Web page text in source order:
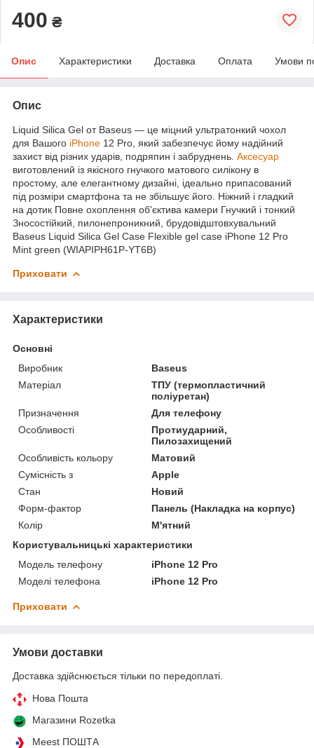
400 ₴
Опис Характеристики Доставка Оплата Умови
Опис
Liquid Silica Gel от Baseus — це міцний ультратонкий чохол
для Вашого iPhone 12 Pro, який забезпечує йому надійний
захист від різних ударів, подряпин і забруднень. Аксесуар
виготовлений із якісного гнучкого матового силікону в
простому, але елегантному дизайні, ідеально припасований
під розміри смартфона та не збільшує його. Ніжний і гладкий
на дотик Повне охоплення об'єктива камери Гнучкий і тонкий
Зносостійкий, пилонепроникний, брудовідштовхувальний
Baseus Liquid Silica Gel Case Flexible gel case iPhone 12 Pro
Mint green (WIAPIPH61P-YT6B)
Приховати
Характеристики
Основні
Виробник
Baseus
Матеріал
ТПУ (термопластичний
поліуретан)
Призначення
Для телефону
Особливості
Протиударний,
Пилозахищений
Особливість кольору
Матовий
Сумісність з
Apple
Стан
Новий
Форм-фактор
Панель (Накладка на корпус)
Колір
М'ятний
Користувальницькі характеристики
Модель телефону
iPhone 12 Pro
Моделі телефона
iPhone 12 Pro
Приховати
Умови доставки
Доставка здійснюється тільки по передоплаті.
Нова Пошта
Магазини Rozetka
Meest ПОШТА